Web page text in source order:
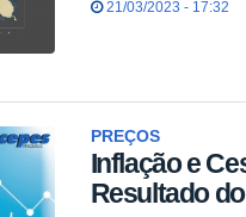
21/03/2023 - 17:32
PREÇOS
Inflação e
Resultado